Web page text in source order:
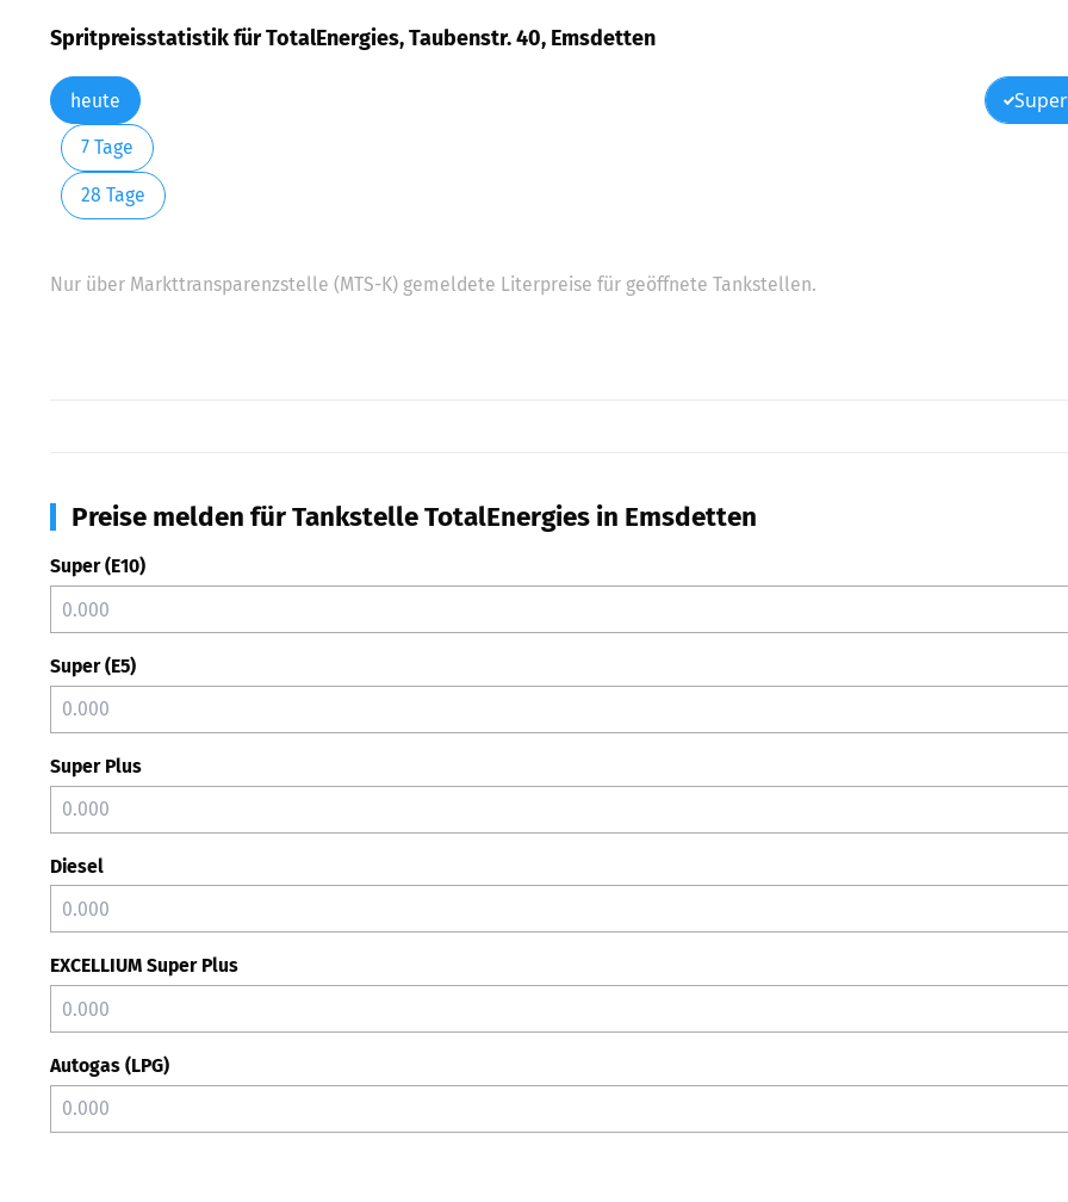
Spritpreisstatistik für TotalEnergies, Taubenstr. 40, Emsdetten
heute
7 Tage
28 Tage
Nur über Markttransparenzstelle (MTS-K) gemeldete Literpreise für geöffnete Tankstellen.
Preise melden für Tankstelle TotalEnergies in Emsdetten
Super (E10)
Super (E5)
Super Plus
Diesel
EXCELLIUM Super Plus
Autogas (LPG)